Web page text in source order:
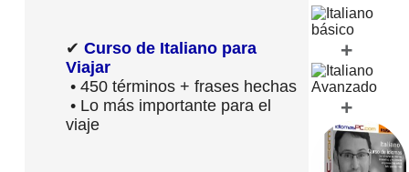
✔ Curso de Italiano para
Viajar
• 450 términos + frases hechas
• Lo más importante para el
viaje
+
+